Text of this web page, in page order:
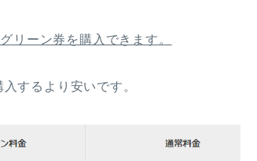
リーン券を購入できます。
するより安いです。